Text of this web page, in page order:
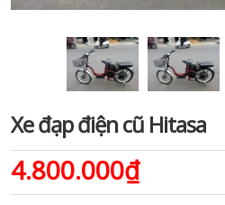
Xe đạp điện cũ Hitasa
4.800.000₫